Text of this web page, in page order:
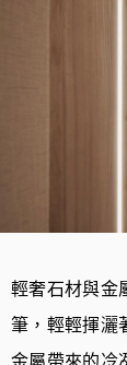
輕奢石材與金
筆，輕輕揮灑
金屬帶來的冷